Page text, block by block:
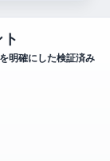
明確にした検証済み